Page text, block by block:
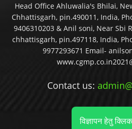
Head Office Ahluwalia's Bhilai,
Chhattisgarh, pin.490011, India,
9406310203 & Anil soni, Near Sbi
chhattisgarh, pin.497118, India,
9977293671 Email-
Contact us:
विज्ञापन हेतु